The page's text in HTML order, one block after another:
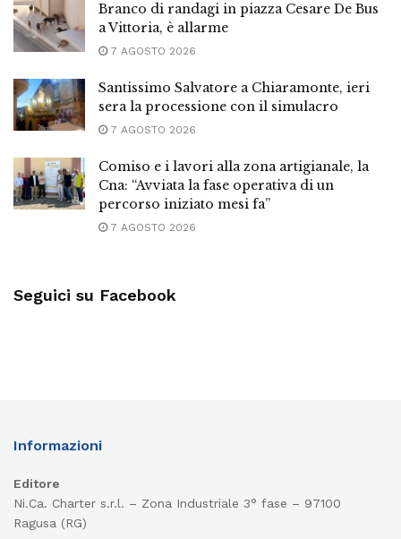
Branco di randagi in piazza Cesare De Bus
a Vittoria, è allarme
7 AGOSTO 2026
Santissimo Salvatore a Chiaramonte, ieri
sera la processione con il simulacro
7 AGOSTO 2026
Comiso e i lavori alla zona artigianale, la
Cna: “Avviata la fase operativa di un
percorso iniziato mesi fa”
7 AGOSTO 2026
Seguici su Facebook
Informazioni
Editore
Ni.Ca. Charter s.r.l. – Zona Industriale 3° fase – 97100
Ragusa (RG)